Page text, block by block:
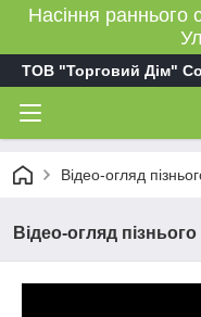
Насіння раннього
ТОВ "Торговий Дім"
Відео-огляд
Відео-огляд